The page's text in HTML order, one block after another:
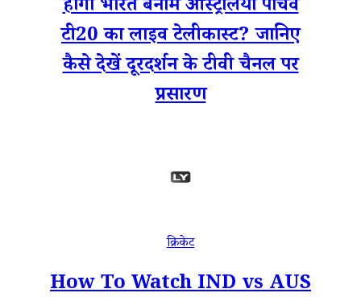
होगा भारत बनाम ऑस्‍ट्रेलिया पांचवें
टी20 का लाइव टेलीकास्ट? जानिए
कैसे देखें दूरदर्शन के टीवी चैनल पर
प्रसारण
क्रिकेट
How To Watch IND vs AUS